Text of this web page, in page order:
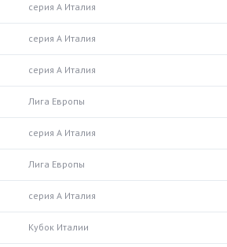
серия А Италия
серия А Италия
серия А Италия
Лига Европы
серия А Италия
Лига Европы
серия А Италия
Кубок Италии